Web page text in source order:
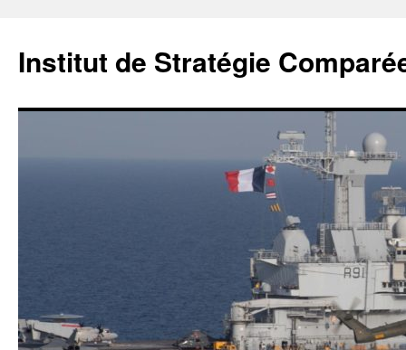
Institut de Stratégie